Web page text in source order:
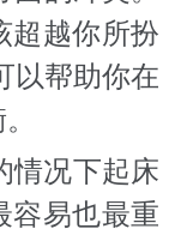
超越你所扮
以帮助你在
情况下起床
容易也最重